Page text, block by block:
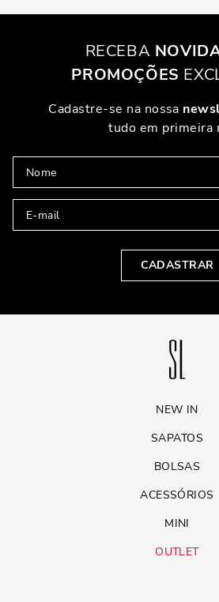
RECEBA
PROMOÇÕES
Cadastre-se na nossa
tudo em primeira
CADASTRAR
NEW IN
SAPATOS
BOLSAS
ACESSÓRIOS
MINI
OUTLET